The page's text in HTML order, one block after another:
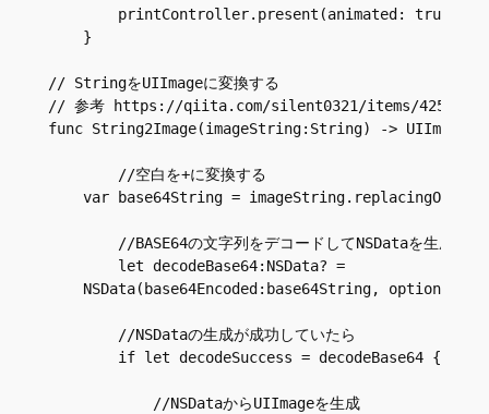
printController.present(animated: true,
    }
// StringをUIImageに変換する
// 参考 https://qiita.com/silent0321/items/
func String2Image(imageString:String) -> UIImage?{
        //空白を+に変換する
var base64String =
        //BASE64の文字列をデコードしてNSDataを生成
        let decodeBase64:NSData? =
NSData(base64Encoded:base64String, options:
        //NSDataの生成が成功していたら
        if let decodeSuccess = decodeBase64 {
            //NSDataからUIImageを生成